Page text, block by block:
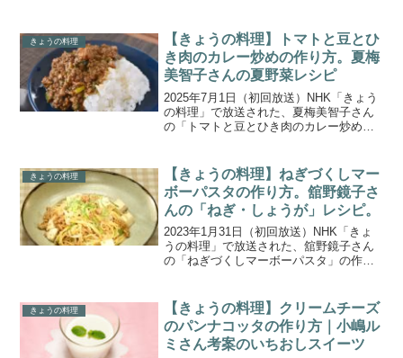
りゅうたさんのワンパンでわんぱくごは
ん。フライパン...
きょうの料理
【きょうの料理】トマトと豆とひ
き肉のカレー炒めの作り方。夏梅
美智子さんの夏野菜レシピ
2025年7月1日（初回放送）NHK「きょう
の料理」で放送された、夏梅美智子さん
の「トマトと豆とひき肉のカレー炒め」
ト・ズッキーニ!夏野菜トリオ」。今回
は、夏梅美智子...
きょうの料理
【きょうの料理】ねぎづくしマー
ボーパスタの作り方。舘野鏡子さ
んの「ねぎ・しょうが」レシピ。
2023年1月31日（初回放送）NHK「きょ
うの料理」で放送された、舘野鏡子さん
の「ねぎづくしマーボーパスタ」の作り
なりがちですが、今回は主役としてたっ
ぷり味わう料理を...
きょうの料理
【きょうの料理】クリームチーズ
のパンナコッタの作り方｜小嶋ル
ミさん考案のいちおしスイーツ